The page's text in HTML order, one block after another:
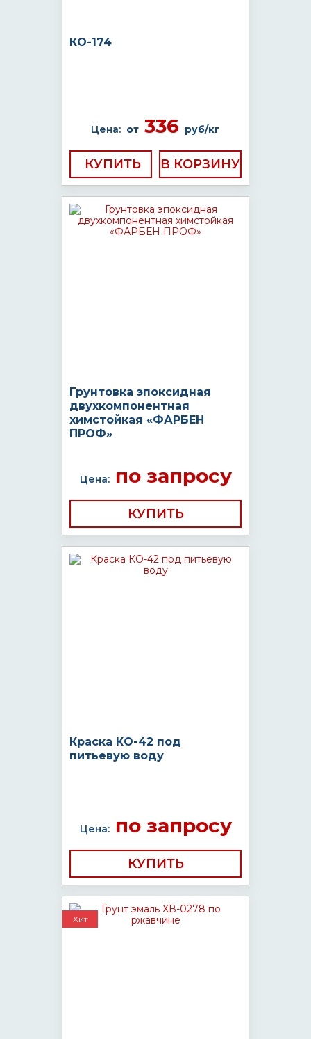
КО-174
Цена: от 336 руб/кг
КУПИТЬ
Грунтовка эпоксидная
двухкомпонентная
химстойкая «ФАРБЕН
ПРОФ»
Цена:по запросу
КУПИТЬ
Краска КО-42 под
питьевую воду
Цена:по запросу
КУПИТЬ
Хит